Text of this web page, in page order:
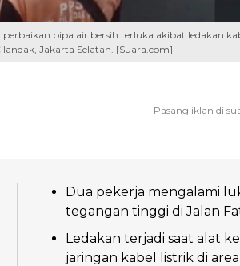
perbaikan pipa air bersih terluka akibat ledakan
Jakarta Selatan. [Suara.com]
Dua pekerja mengalami
tegangan tinggi di Jalan
Ledakan terjadi saat alat
jaringan kabel listrik di